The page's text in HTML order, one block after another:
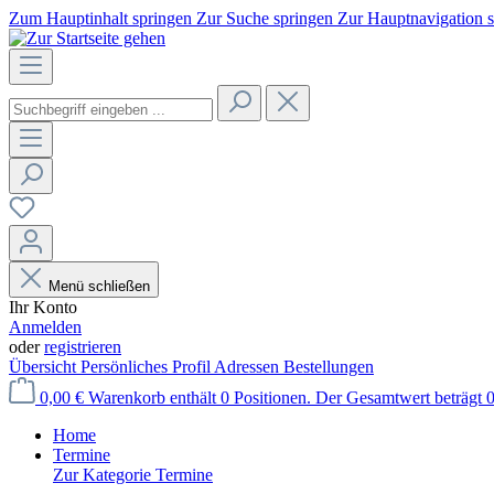
Zum Hauptinhalt springen Zur Suche springen Zur Hauptnavigation
Menü schließen
Ihr Konto
Anmelden
oderregistrieren
Übersicht Persönliches Profil Adressen Bestellungen
0,00 € Warenkorb enthält 0 Positionen. Der Gesamtwert beträgt
Home
Termine
Zur Kategorie Termine